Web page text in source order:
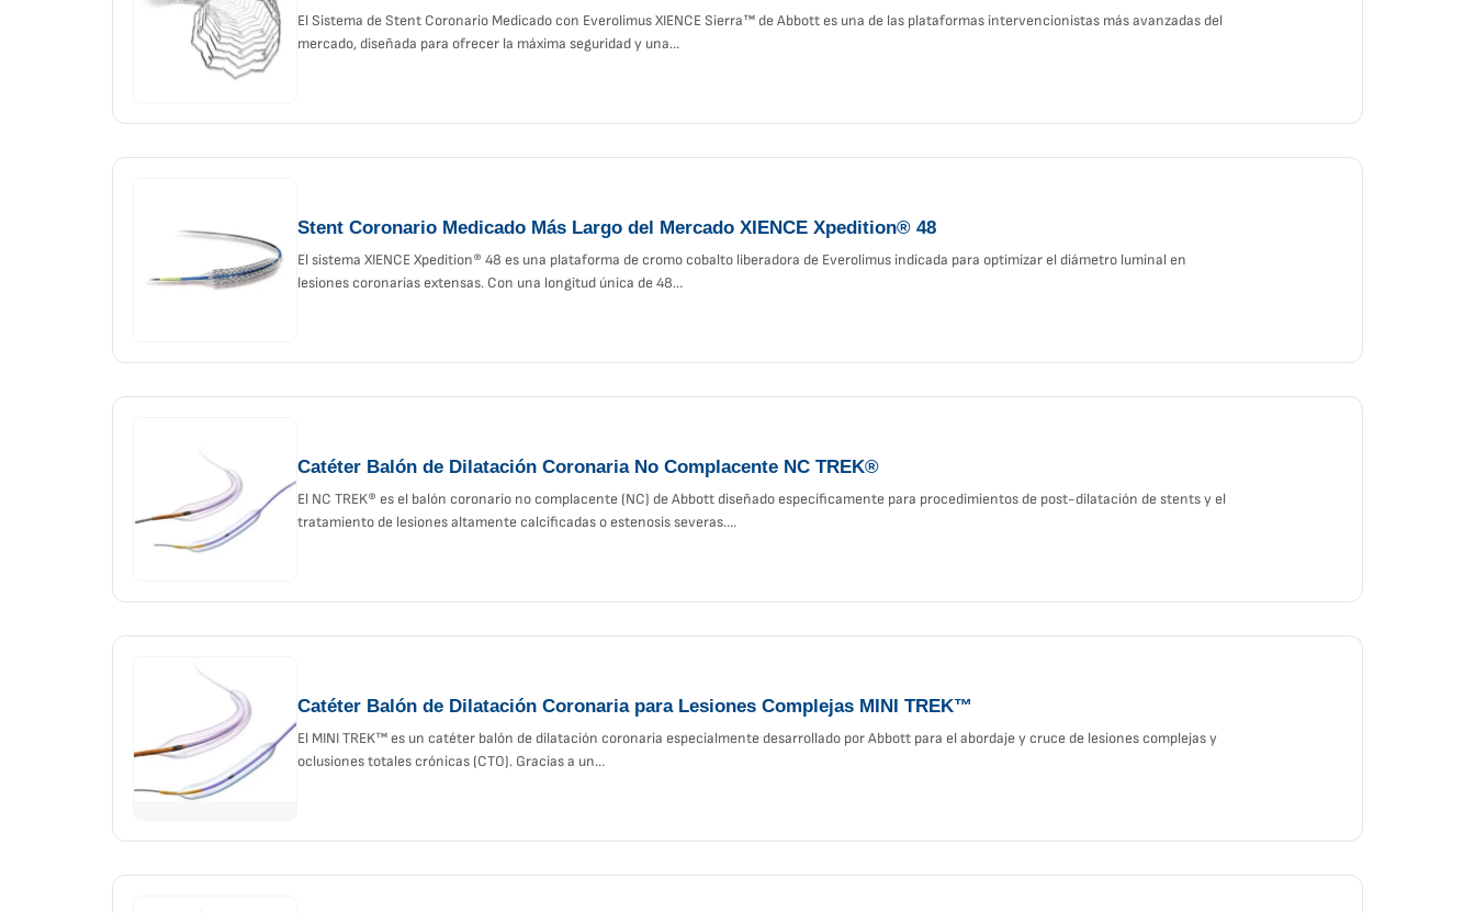
El Sistema de Stent Coronario Medicado con Everolimus XIENCE Sierra™ de Abbott es una de las plataformas intervencionistas más avanzadas del
mercado, diseñada para ofrecer la máxima seguridad y una…
Stent Coronario Medicado Más Largo del Mercado XIENCE Xpedition® 48
El sistema XIENCE Xpedition® 48 es una plataforma de cromo cobalto liberadora de Everolimus indicada para optimizar el diámetro luminal en
lesiones coronarias extensas. Con una longitud única de 48…
Catéter Balón de Dilatación Coronaria No Complacente NC TREK®
El NC TREK® es el balón coronario no complacente (NC) de Abbott diseñado específicamente para procedimientos de post-dilatación de stents y el
tratamiento de lesiones altamente calcificadas o estenosis severas….
Catéter Balón de Dilatación Coronaria para Lesiones Complejas MINI TREK™
El MINI TREK™ es un catéter balón de dilatación coronaria especialmente desarrollado por Abbott para el abordaje y cruce de lesiones complejas y
oclusiones totales crónicas (CTO). Gracias a un…